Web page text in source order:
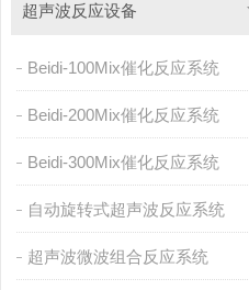
超声波反应设备
Beidi-100Mix催化反应系统
Beidi-200Mix催化反应系统
Beidi-300Mix催化反应系统
自动旋转式超声波反应系统
超声波微波组合反应系统